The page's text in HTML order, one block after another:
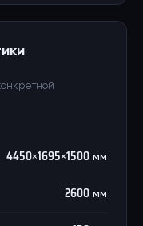
4450×1695×1500 мм
2600 мм